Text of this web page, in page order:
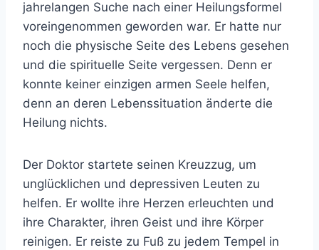
jahrelangen Suche nach einer Heilungsformel
voreingenommen geworden war. Er hatte nur
noch die physische Seite des Lebens gesehen
und die spirituelle Seite vergessen. Denn er
konnte keiner einzigen armen Seele helfen,
denn an deren Lebenssituation änderte die
Heilung nichts.
Der Doktor startete seinen Kreuzzug, um
unglücklichen und depressiven Leuten zu
helfen. Er wollte ihre Herzen erleuchten und
ihre Charakter, ihren Geist und ihre Körper
reinigen. Er reiste zu Fuß zu jedem Tempel in